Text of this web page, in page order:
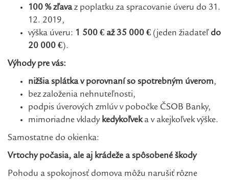
100 % zľavaz poplatku za spracovanie úveru do 31.
12. 2019,
výška úveru: 1 500 € až 35 000 € (jeden žiadateľ do
20 000 €).
Výhody pre vás:
nižšia splátka v porovnaní so spotrebným úverom,
bez založenia nehnuteľnosti,
podpis úverových zmlúv v pobočke ČSOB Banky,
mimoriadne vklady kedykoľveka v akejkoľvek výške.
Samostatne do okienka:
Vrtochy počasia, ale aj krádeže a spôsobené škody
Pohodu a spokojnosť domova môžu narušiť rôzne